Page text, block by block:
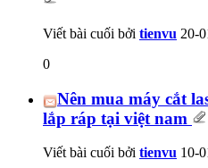
Viết bài cuối bởi tienvu 20-
0
Nên mua máy cắt
lắp ráp tại việt nam
Viết bài cuối bởi tienvu 10-